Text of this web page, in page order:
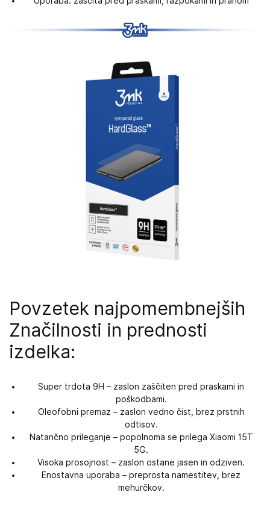
Povzetek najpomembnejših
Značilnosti in prednosti
izdelka:
Super trdota 9H – zaslon zaščiten pred praskami in
poškodbami.
Oleofobni premaz – zaslon vedno čist, brez prstnih
odtisov.
Natančno prileganje – popolnoma se prilega Xiaomi 15T
5G.
Visoka prosojnost – zaslon ostane jasen in odziven.
Enostavna uporaba – preprosta namestitev, brez
mehurčkov.